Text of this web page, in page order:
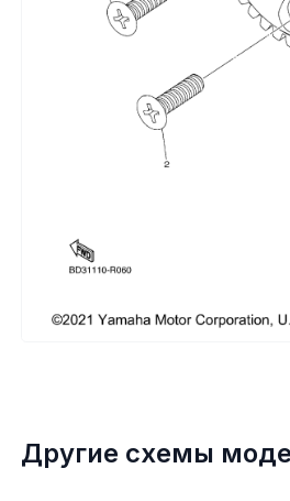
Топливная
Тормозная
Хранение и
Другие схемы